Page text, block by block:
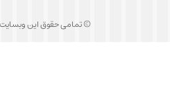
© تمامی حقوق این وبسایت به